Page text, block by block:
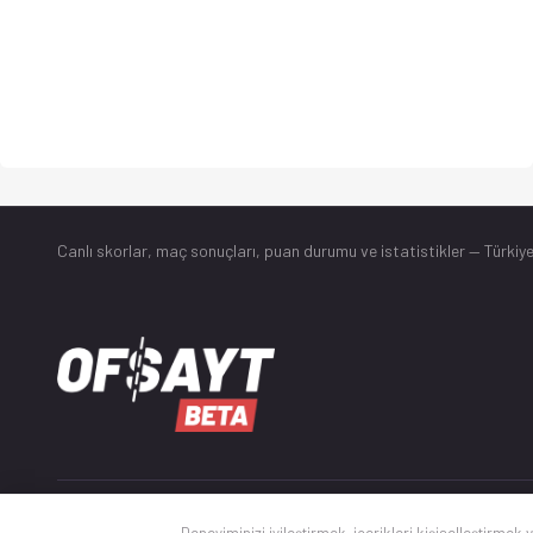
Canlı skorlar, maç sonuçları, puan durumu ve istatistikler —